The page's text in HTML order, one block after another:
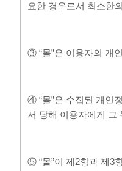
요한 경우로서 최소한
③ “몰”은 이용자의 개
④ “몰”은 수집된 개인
서 당해 이용자에게 그
⑤ “몰”이 제2항과 제3